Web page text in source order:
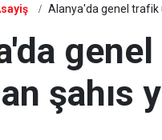
Alanya'da genel trafik
şahıs